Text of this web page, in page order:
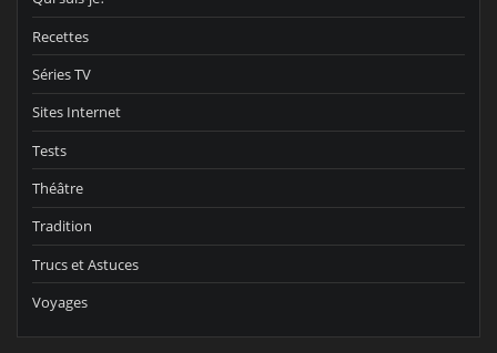
Recettes
Séries TV
Sites Internet
Tests
Théâtre
Tradition
Trucs et Astuces
Voyages